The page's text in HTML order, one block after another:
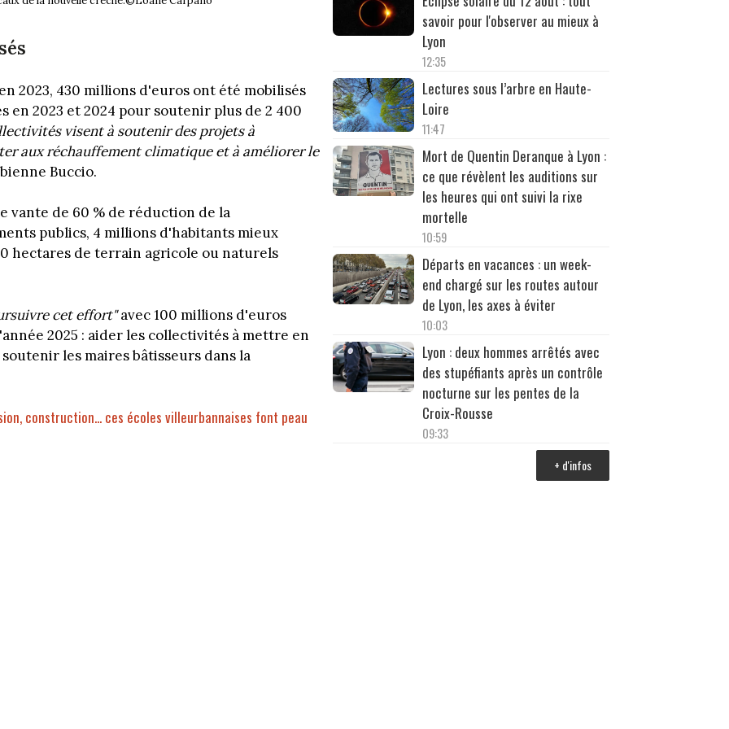
2023, 430 millions d'euros ont été mobilisés
en 2023 et 2024 pour soutenir plus de 2 400
visent à soutenir des projets à
aux réchauffement climatique et à améliorer le
Buccio.
vante de 60 % de réduction de la
publics, 4 millions d'habitants mieux
hectares de terrain agricole ou naturels
cet effort"avec 100 millions d'euros
2025 : aider les collectivités à mettre en
les maires bâtisseurs dans la
construction... ces écoles villeurbannaises font peau
savoir pour l'observer au mieux à
Lyon
12:35
Lectures sous l’arbre en Haute-
Loire
11:47
Mort de Quentin Deranque à Lyon :
ce que révèlent les auditions sur
les heures qui ont suivi la rixe
mortelle
10:59
Départs en vacances : un week-
end chargé sur les routes autour
de Lyon, les axes à éviter
10:03
Lyon : deux hommes arrêtés avec
des stupéfiants après un contrôle
nocturne sur les pentes de la
Croix-Rousse
09:33
+ d'infos